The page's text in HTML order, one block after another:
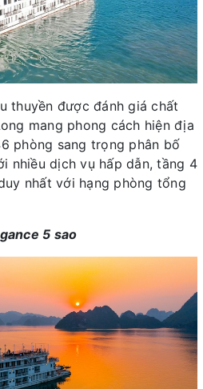
thuyền được đánh giá chất
mang phong cách hiện địa
phòng sang trọng phân bố
nhiều dịch vụ hấp dẫn, tầng 4
nhất với hạng phòng tổng
5 sao